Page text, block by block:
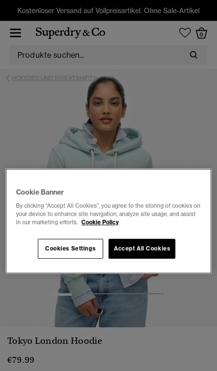
Kostenloser Versand auf Vollpreisartikel. Ohne Sale-Artikel
0
HOODIES UND SWEATSHIRTS
2 3
Tokyo London Hoodie
€79.99
Cookie Banner
By clicking “Accept All Cookies”, you agree to the storing of cookies on
your device to enhance site navigation, analyze site usage, and assist
in our marketing efforts. Cookie Policy
Accept All Cookies
Cookies Settings